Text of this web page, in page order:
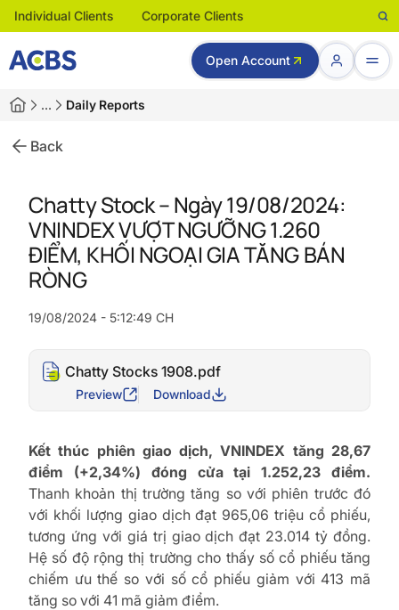
Individual Clients Corporate Clients
Open Account
… Daily Reports
Back
Chatty Stock – Ngày 19/08/2024:
VNINDEX VƯỢT NGƯỠNG 1.260
ĐIỂM, KHỐI NGOẠI GIA TĂNG BÁN
RÒNG
19/08/2024 - 5:12:49 CH
Chatty Stocks 1908.pdf
Preview Download
Kết thúc phiên giao dịch, VNINDEX tăng 28,67
điểm (+2,34%) đóng cửa tại 1.252,23 điểm.
Thanh khoản thị trường tăng so với phiên trước đó
với khối lượng giao dịch đạt 965,06 triệu cổ phiếu,
tương ứng với giá trị giao dịch đạt 23.014 tỷ đồng.
Hệ số độ rộng thị trường cho thấy số cổ phiếu tăng
chiếm ưu thế so với số cổ phiếu giảm với 413 mã
tăng so với 41 mã giảm điểm.